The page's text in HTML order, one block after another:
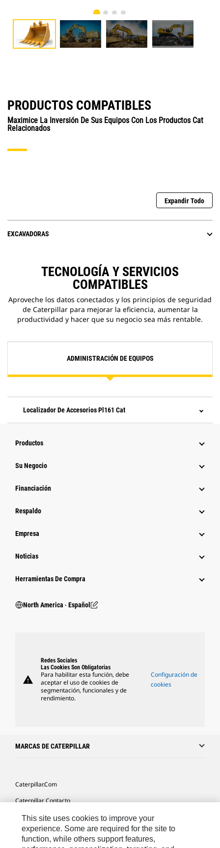
PRODUCTOS COMPATIBLES
Maximice La Inversión De Sus Equipos Con Los Productos Cat
Relacionados
Expandir Todo
EXCAVADORAS
TECNOLOGÍA Y SERVICIOS
COMPATIBLES
Aproveche los datos conectados y los principios de seguridad
de Caterpillar para mejorar la eficiencia, aumentar la
productividad y hacer que su negocio sea más rentable.
ADMINISTRACIÓN DE EQUIPOS
Localizador De Accesorios Pl161 Cat
Productos
Su Negocio
Financiación
Respaldo
Empresa
Noticias
Herramientas De Compra
North America ‧ Español
warning
Redes Sociales
Las Cookies Son Obligatorias
Para habilitar esta función, debe
aceptar el uso de cookies de
segmentación, funcionales y de
rendimiento.
Configuración de
cookies
MARCAS DE CATERPILLAR
Caterpillar.com
Caterpillar Contacto
Mis Preferencias De Marketing
Site Map
This site uses cookies to improve your
experience. Some are required for the site to
function, while others support features,